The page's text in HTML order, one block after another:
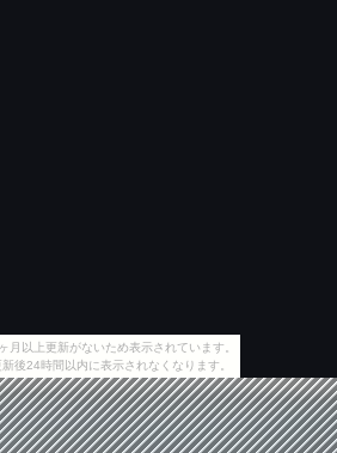
月以上更新がないため表示されています。
後24時間以内に表示されなくなります。